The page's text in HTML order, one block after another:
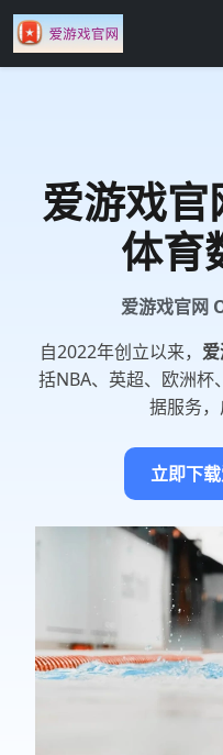
爱游戏官
体育
爱游戏官网
自2022年创立以来，
括NBA、英超、欧洲杯
据服务，
立即下